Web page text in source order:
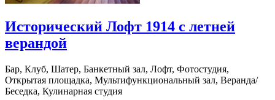
Исторический Лофт 1914 с летней
верандой
Бар, Клуб, Шатер, Банкетный зал, Лофт, Фотостудия,
Открытая площадка, Мультифункциональный зал, Веранда/
Беседка, Кулинарная студия